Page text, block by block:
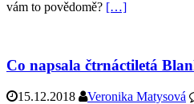
vám to povědomě? […]
Co napsala čtrnáctiletá
15.12.2018 Veronika Matysová